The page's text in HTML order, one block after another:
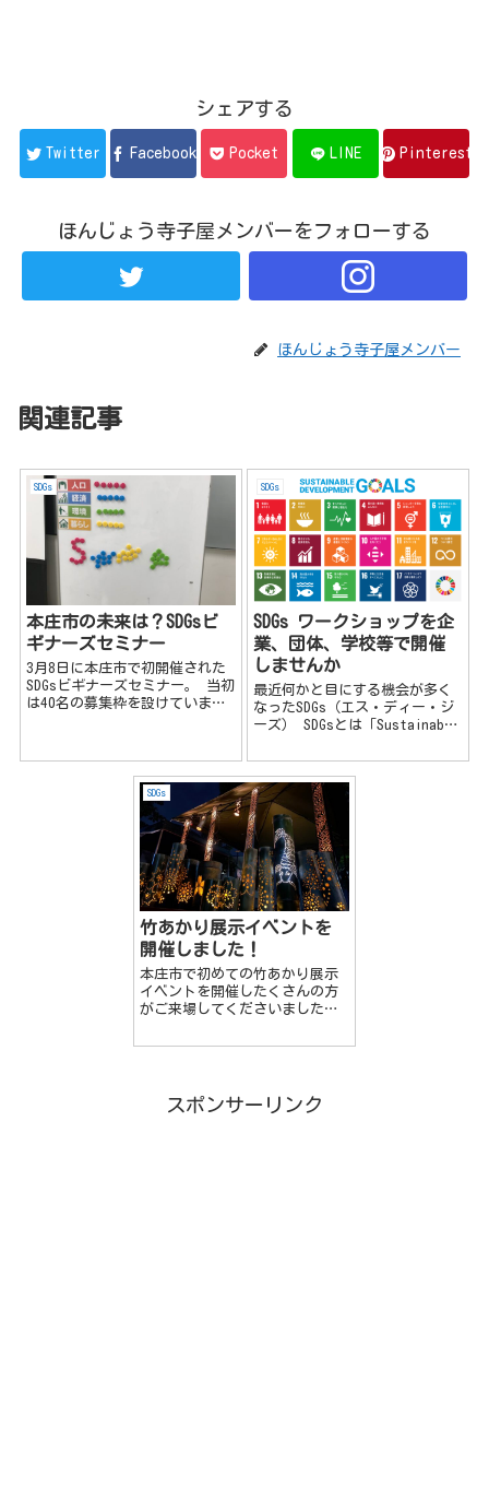
シェアする
Twitter Facebook Pocket LINE Pinterest
ほんじょう寺子屋メンバーをフォローする
ほんじょう寺子屋メンバー
関連記事
SDGs
本庄市の未来は？SDGsビ
ギナーズセミナー
3月8日に本庄市で初開催された
SDGsビギナーズセミナー。 当初
は40名の募集枠を設けていまし
集を締め切り、規模を縮小して
（中止も視野に入れ...
SDGs
SDGs ワークショップを企
業、団体、学校等で開催
しませんか
最近何かと目にする機会が多く
なったSDGs（エス・ディー・ジ
ーズ） SDGsとは「Sustainable
な開発目標）」の略称で、2015
年9月の国連サミットで採択さ
れ、国連加盟国193か...
SDGs
竹あかり展示イベントを
開催しました！
本庄市で初めての竹あかり展示
イベントを開催したくさんの方
がご来場してくださいました‼
ークや神社仏閣、お城などでイ
スポンサーリンク